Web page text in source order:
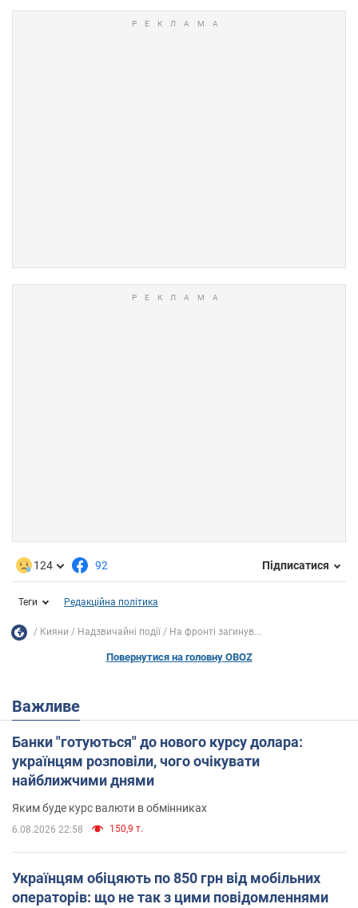
124 92 Підписатися
Теги Редакційна політика
Кияни Надзвичайні події На фронті загинув...
Повернутися на головну OBOZ
Важливе
Банки "готуються" до нового курсу долара:
українцям розповіли, чого очікувати
найближчими днями
Яким буде курс валюти в обмінниках
6.08.2026 22:58 150,9 т.
Українцям обіцяють по 850 грн від мобільних
операторів: що не так з цими повідомленнями